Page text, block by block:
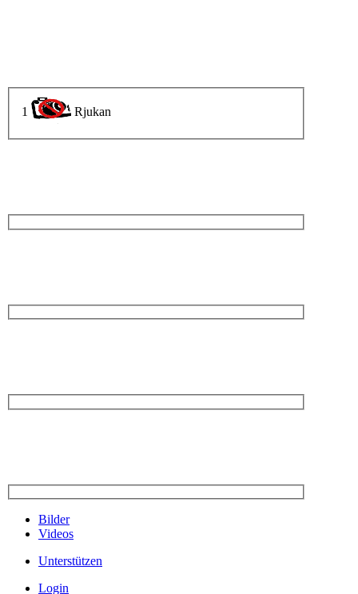
1 Rjukan
Bilder
Videos
Unterstützen
Login